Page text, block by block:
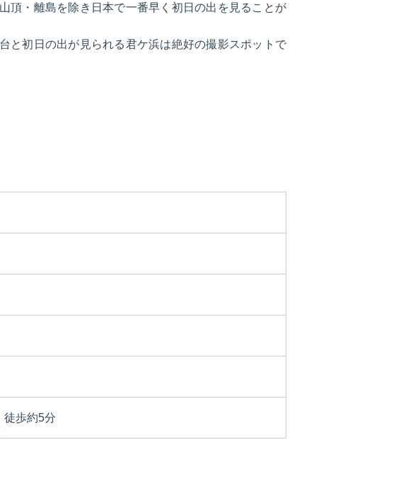
頂・離島を除き日本で一番早く初日の出を見ることが
と初日の出が見られる君ケ浜は絶好の撮影スポットで
徒歩約5分